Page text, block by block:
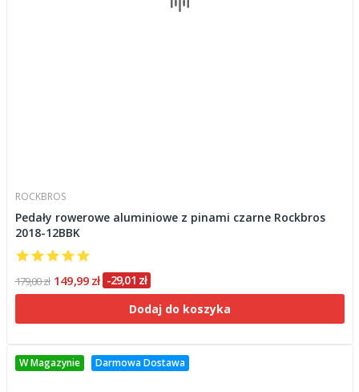
ROCKBROS
Pedały rowerowe aluminiowe z pinami czarne Rockbros
2018-12BBK
179,00 zł 149,99 zł -29,01 zł
Dodaj do koszyka
W Magazynie Darmowa Dostawa